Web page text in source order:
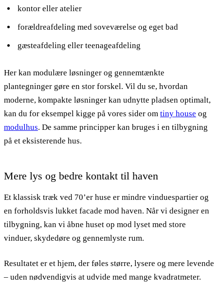
kontor eller atelier
forældreafdeling med soveværelse og eget bad
gæsteafdeling eller teenageafdeling
Her kan modulære løsninger og gennemtænkte
plantegninger gøre en stor forskel. Vil du se, hvordan
moderne, kompakte løsninger kan udnytte pladsen optimalt,
kan du for eksempel kigge på vores sider om tiny house og
modulhus. De samme principper kan bruges i en tilbygning
på et eksisterende hus.
Mere lys og bedre kontakt til haven
Et klassisk træk ved 70’er huse er mindre vinduespartier og
en forholdsvis lukket facade mod haven. Når vi designer en
tilbygning, kan vi åbne huset op mod lyset med store
vinduer, skydedøre og gennemlyste rum.
Resultatet er et hjem, der føles større, lysere og mere levende
– uden nødvendigvis at udvide med mange kvadratmeter.